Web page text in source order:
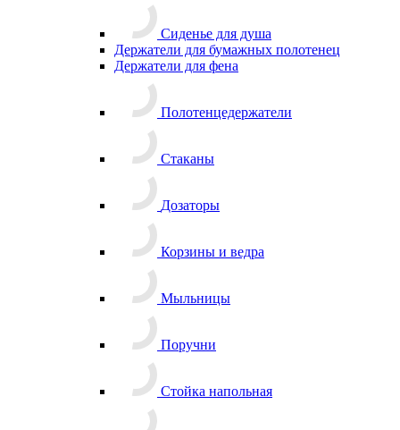
Сиденье для душа
Держатели для бумажных полотенец
Держатели для фена
Полотенцедержатели
Стаканы
Дозаторы
Корзины и ведра
Мыльницы
Поручни
Стойка напольная